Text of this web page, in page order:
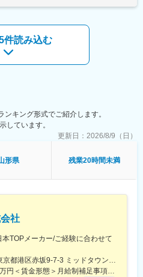
サーバー：7台、仮想サーバー：26
台
ています。（SE人員：4名）得意な
担しながら業務をお任せする予定で
り、2ヵ月に1回、上席よりフィード
を実施しております。頑張りや貢献
や昇給へと反映する仕組みがありま
や運用保守等の業務を行いつつ、将
件読み込む
キング形式でご紹介します。
しています。
更新日： 2026/8/9（日）
形県 残業20時間未満
社
本TOPメーカー/ご経験に合わせて
＜勤務地詳細＞本社住所：東京都港区赤坂9-7-3 ミッドタウン・ウェスト勤務地最寄駅：東京メトロ日比谷線／都営大江戸線／六本木駅受動喫煙対策：敷地内全面禁煙
＜予定年収＞600万円～900万円＜賃金形態＞月給制補足事項なし＜賃金内訳＞月額（基本給）：300,000円～500,000円＜月給＞300,000円～500,000円＜昇給有無＞有＜残業手当＞有賃金はあくまでも目安の金額であり、選考を通じて上下する可能性があります。月給(月額)は固定手当を含めた表記です。